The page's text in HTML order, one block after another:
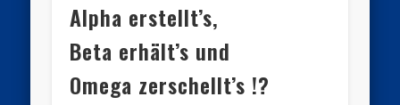
Alpha erstellt’s,
Beta erhält’s und
Omega zerschellt’s !?